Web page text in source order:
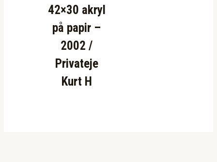
42×30 akryl
på papir –
2002 /
Privateje
Kurt H